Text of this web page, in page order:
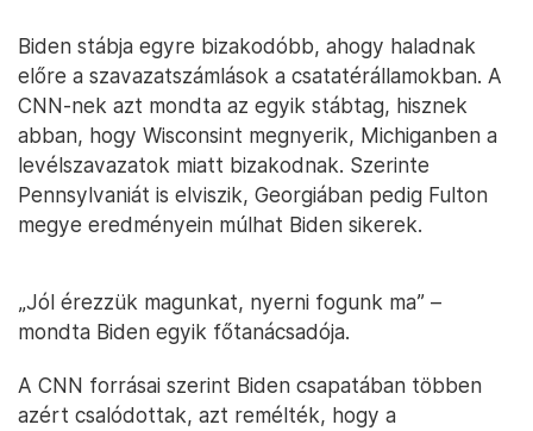
Biden stábja egyre bizakodóbb, ahogy haladnak
előre a szavazatszámlások a csatatérállamokban. A
CNN-nek azt mondta az egyik stábtag, hisznek
abban, hogy Wisconsint megnyerik, Michiganben a
levélszavazatok miatt bizakodnak. Szerinte
Pennsylvaniát is elviszik, Georgiában pedig Fulton
megye eredményein múlhat Biden sikerek.
„Jól érezzük magunkat, nyerni fogunk ma” –
mondta Biden egyik főtanácsadója.
A CNN forrásai szerint Biden csapatában többen
azért csalódottak, azt remélték, hogy a